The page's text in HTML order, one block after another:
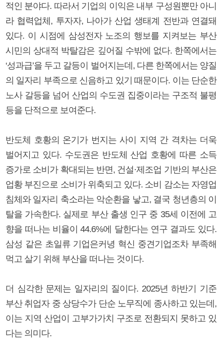
적인 분야다. 따라서 기업의 이익은 내부 구성원뿐만 아니
라 협력업체, 투자자, 나아가 산업 생태계 전반과 연결돼
있다. 이 시점에 삼성전자 노조의 행보를 지켜보는 부산
시민의 상대적 박탈감은 깊어질 수밖에 없다. 한쪽에서는
‘성과급’을 두고 갈등이 벌어지는데, 다른 한쪽에서는 양질
의 일자리 부족으로 신음하고 있기 때문이다. 이는 단순한
노사 갈등을 넘어 산업의 수도권 집중이라는 구조적 불평
등을 단적으로 보여준다.
반도체 호황의 온기가 번지는 사이 지역 간 격차는 더욱
벌어지고 있다. 수도권은 반도체 산업 호황에 따른 소득
증가로 소비가 확대되는 반면, 건설·제조업 기반의 부산은
업황 부진으로 소비가 위축되고 있다. 소비 감소는 자영업
침체와 일자리 축소라는 악순환을 낳고, 결국 청년층의 이
탈을 가속한다. 실제로 부산 출생 인구 중 35세 이전에 고
향을 떠나는 비율이 44.6%에 달한다는 연구 결과도 있다.
삼성 같은 초일류 기업은커녕 혁신 중견기업조차 부족해
먹고 살기 위해 부산을 떠나는 것이다.
더 심각한 문제는 일자리의 질이다. 2025년 하반기 기준
부산 취업자 중 상당수가 단순 노무직에 종사하고 있는데,
이는 지역 산업이 고부가가치 구조로 전환되지 못하고 있
다는 의미다.